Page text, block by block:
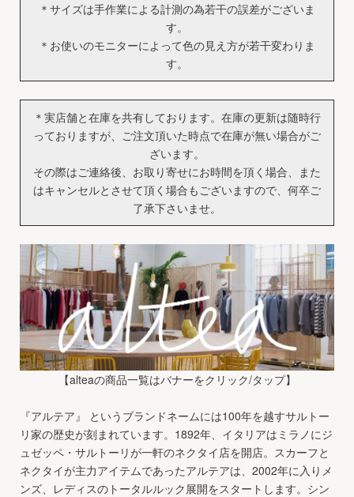
＊サイズは手作業による計測の為若干の誤差がございま
す。
＊お使いのモニターによって色の見え方が若干変わりま
す。
＊実店舗と在庫を共有しております。在庫の更新は随時行
っておりますが、ご注文頂いた時点で在庫が無い場合がご
ざいます。
その際はご連絡後、お取り寄せにお時間を頂く場合、また
はキャンセルとさせて頂く場合もございますので、何卒ご
了承下さいませ。
【alteaの商品一覧はバナーをクリック/タップ】
『アルテア』 というブランドネームには100年を越すサルトー
リ家の歴史が刻まれています。1892年、イタリアはミラノにジ
ュゼッペ・サルトーリが一軒のネクタイ店を開店。スカーフと
ネクタイが主力アイテムであったアルテアは、2002年に入りメ
ンズ、レディスのトータルルック展開をスタートします。シン